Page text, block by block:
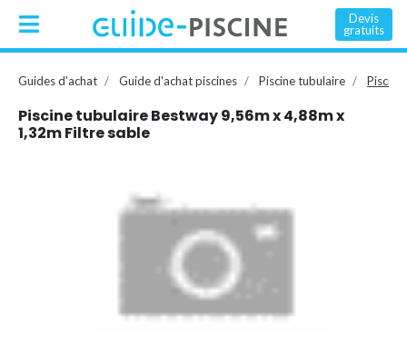
Devis
gratuits
Guides d'achat Guide d'achat piscines Piscine tubulaire
Piscine tubulaire Bestway 9,56m x 4,88m x
1,32m Filtre sable